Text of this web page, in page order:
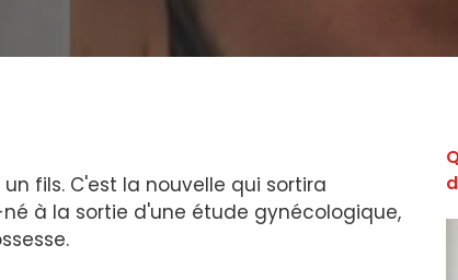
fils. C'est la nouvelle qui sortira
à la sortie d'une étude gynécologique,